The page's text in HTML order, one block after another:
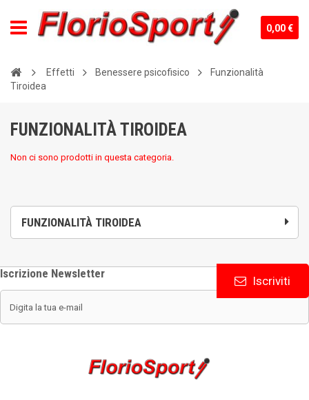
0,00 €
Effetti Benessere psicofisico
Funzionalità
Tiroidea
FUNZIONALITÀ TIROIDEA
FUNZIONALITÀ TIROIDEA
Non ci sono prodotti in questa categoria.
Iscrizione Newsletter
Iscriviti